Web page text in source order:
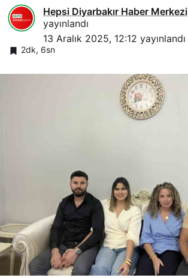
Hepsi Diyarbakır Haber Merkezi
yayınlandı
13 Aralık 2025, 12:12 yayınlandı
2dk, 6sn